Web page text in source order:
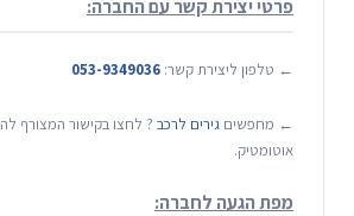
פרטי יצירת קשר עם החברה:
← טלפון ליצירת קשר: 053-9349036
← מחפשים גירים לרכב ? לחצו בקישור המצורף
אוטומטיק.
מפת הגעה לחברה: